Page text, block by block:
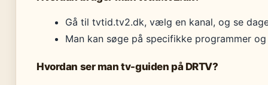
Gå til tvtid.tv2.dk, vælg en kanal, og se
Man kan søge på specifikke programmer
Hvordan ser man tv-guiden på DRTV?